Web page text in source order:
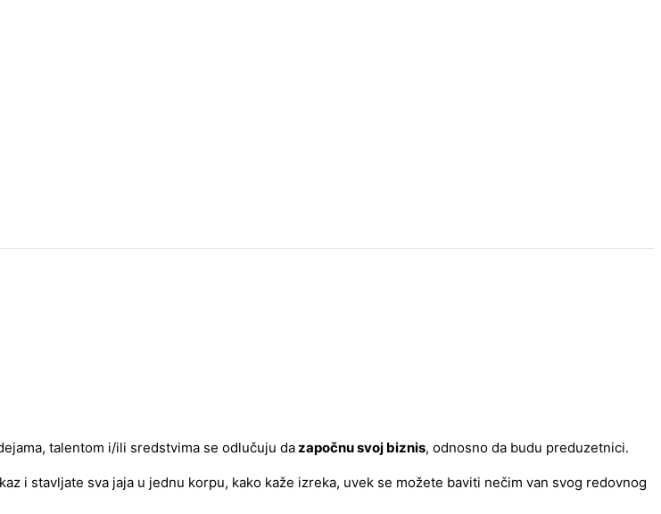
talentom i/ili sredstvima se odlučuju dazapočnu svoj biznis, odnosno da budu preduzetnici.
i stavljate sva jaja u jednu korpu, kako kaže izreka, uvek se možete baviti nečim van svog redovnog